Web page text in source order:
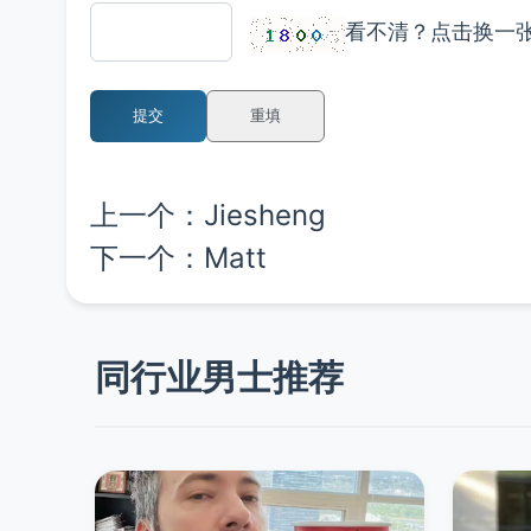
看不清？点击换一
提交 重填
上一个： Jiesheng
下一个： Matt
同行业男士推荐